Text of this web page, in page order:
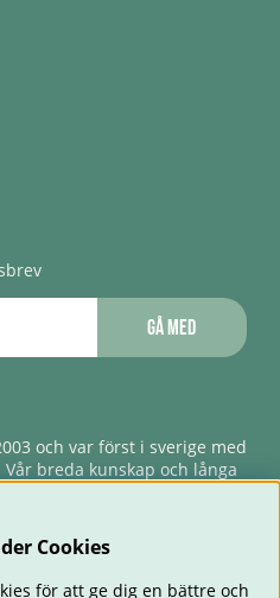
Gå med
och var först i sverige med
breda kunskap och långa
ångerrätt.
Cookies
för att ge dig en bättre och